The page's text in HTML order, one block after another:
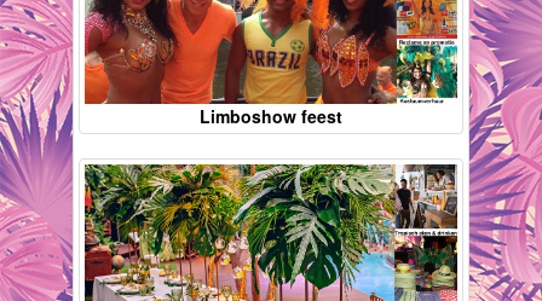
Limboshow feest